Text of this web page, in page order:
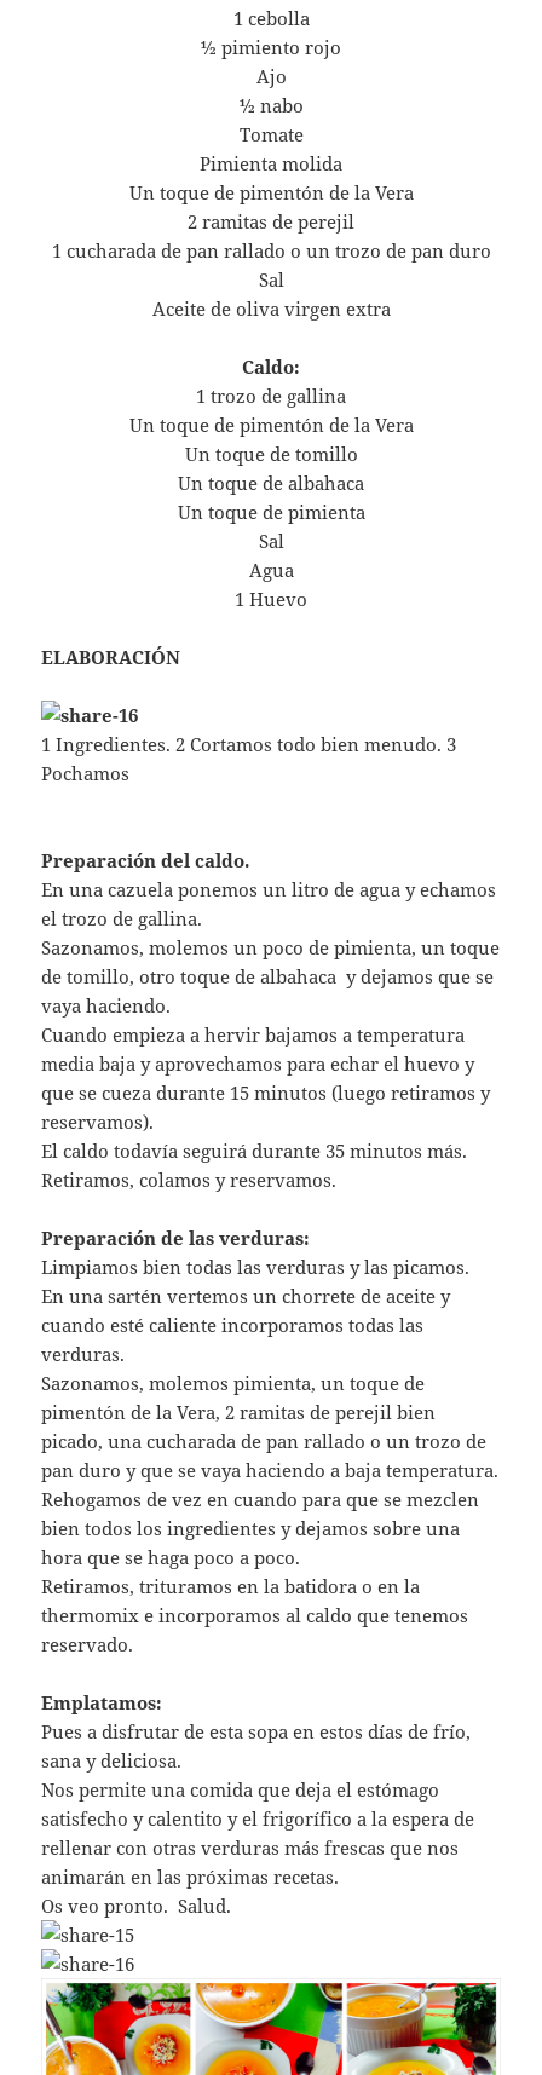
1 cebolla
½ pimiento rojo
Ajo
½ nabo
Tomate
Pimienta molida
Un toque de pimentón de la Vera
2 ramitas de perejil
1 cucharada de pan rallado o un trozo de pan duro
Sal
Aceite de oliva virgen extra
Caldo:
1 trozo de gallina
Un toque de pimentón de la Vera
Un toque de tomillo
Un toque de albahaca
Un toque de pimienta
Sal
Agua
1 Huevo
ELABORACIÓN
1 Ingredientes. 2 Cortamos todo bien menudo. 3
Pochamos
Preparación del caldo.
En una cazuela ponemos un litro de agua y echamos
el trozo de gallina.
Sazonamos, molemos un poco de pimienta, un toque
de tomillo, otro toque de albahaca y dejamos que se
vaya haciendo.
Cuando empieza a hervir bajamos a temperatura
media baja y aprovechamos para echar el huevo y
que se cueza durante 15 minutos (luego retiramos y
reservamos).
El caldo todavía seguirá durante 35 minutos más.
Retiramos, colamos y reservamos.
Preparación de las verduras:
Limpiamos bien todas las verduras y las picamos.
En una sartén vertemos un chorrete de aceite y
cuando esté caliente incorporamos todas las
verduras.
Sazonamos, molemos pimienta, un toque de
pimentón de la Vera, 2 ramitas de perejil bien
picado, una cucharada de pan rallado o un trozo de
pan duro y que se vaya haciendo a baja temperatura.
Rehogamos de vez en cuando para que se mezclen
bien todos los ingredientes y dejamos sobre una
hora que se haga poco a poco.
Retiramos, trituramos en la batidora o en la
thermomix e incorporamos al caldo que tenemos
reservado.
Emplatamos:
Pues a disfrutar de esta sopa en estos días de frío,
sana y deliciosa.
Nos permite una comida que deja el estómago
satisfecho y calentito y el frigorífico a la espera de
rellenar con otras verduras más frescas que nos
animarán en las próximas recetas.
Os veo pronto. Salud.